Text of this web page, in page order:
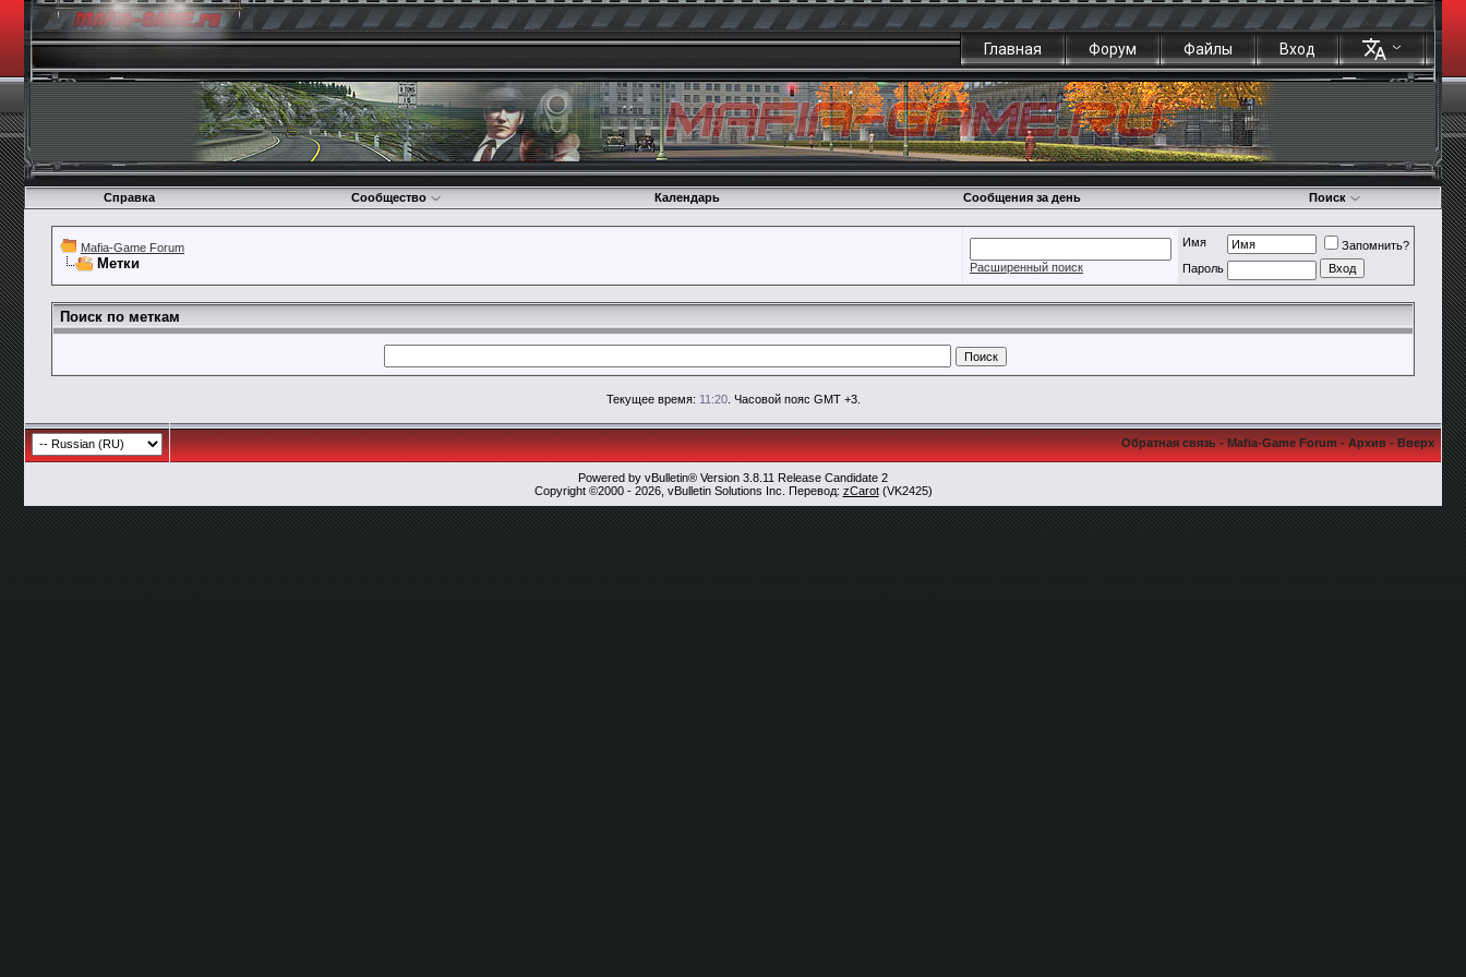
Главная Форум Файлы Вход
Справка Сообщество Календарь Сообщения за день Поиск
Mafia-Game Forum
Метки Расширенный поиск
Имя
Запомнить?
Пароль
Поиск по меткам
Текущее время: 11:20. Часовой пояс GMT +3.
Обратная связь-Mafia-Game Forum-Архив-Вверх
Powered by vBulletin® Version 3.8.11 Release Candidate 2
Copyright ©2000 - 2026, vBulletin Solutions Inc. Перевод: zCarot(VK2425)